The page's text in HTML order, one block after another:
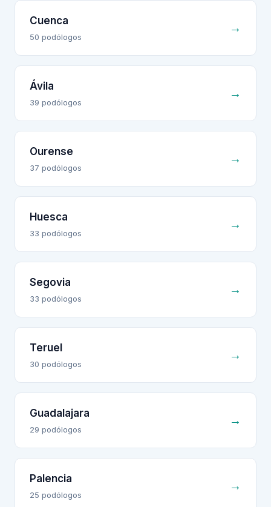
Cuenca
50 podólogos
→
Ávila
39 podólogos
→
Ourense
37 podólogos
→
Huesca
33 podólogos
→
Segovia
33 podólogos
→
Teruel
30 podólogos
→
Guadalajara
29 podólogos
→
Palencia
25 podólogos
→